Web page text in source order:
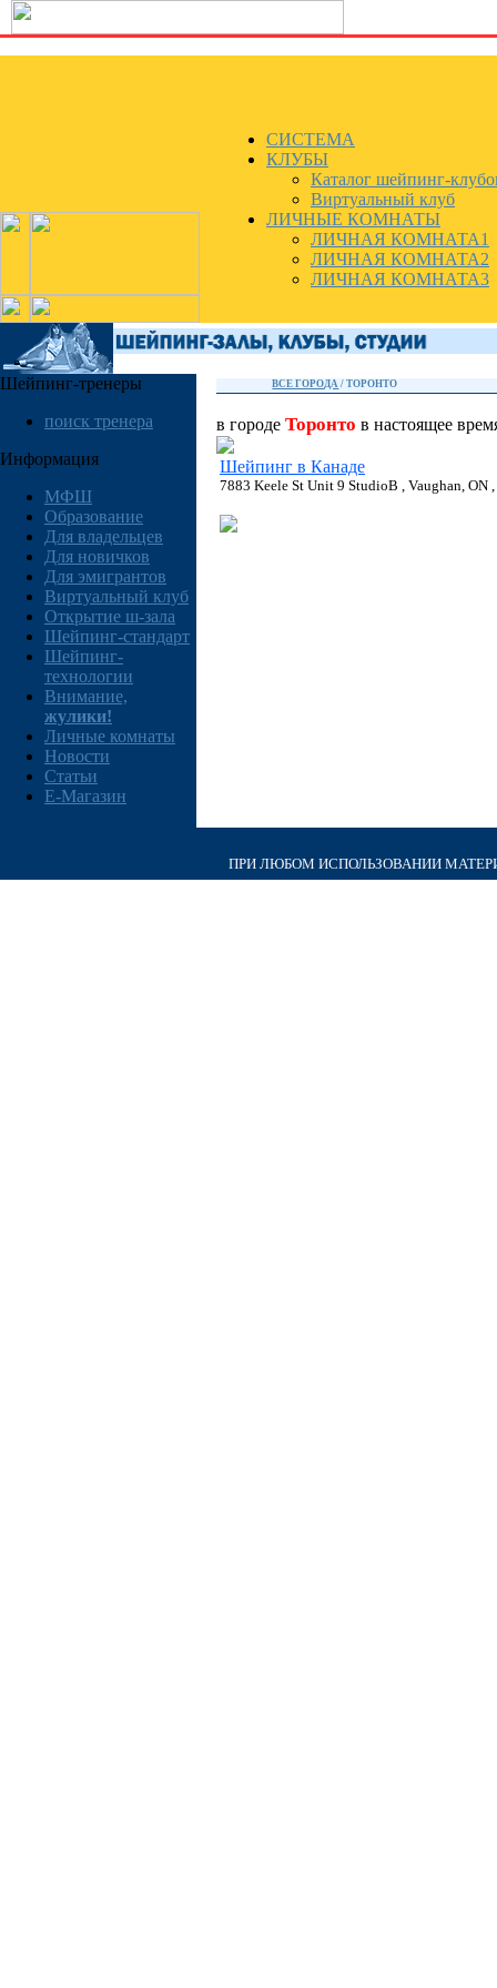
СИСТЕМА
КЛУБЫ
Каталог шейпинг-
Виртуальный клуб
ЛИЧНЫЕ КОМНАТЫ
ЛИЧНАЯ КОМНАТА1
ЛИЧНАЯ КОМНАТА2
ЛИЧНАЯ КОМНАТА3
Шейпинг-тренеры
поиск тренера
Информация
МФШ
Образование
Для владельцев
Для новичков
Для эмигрантов
Виртуальный клуб
Открытие ш-зала
Шейпинг-стандарт
Шейпинг-
технологии
Внимание,
жулики!
Личные комнаты
Новости
Статьи
E-Магазин
ВСЕ ГОРОДА /ТОРОНТО
в городе Торонто в настоящее
Шейпинг в Канаде
7883 Keele St Unit 9 StudioB , Vaughan, ON
ПРИ ЛЮБОМ ИСПОЛЬЗОВАНИИ